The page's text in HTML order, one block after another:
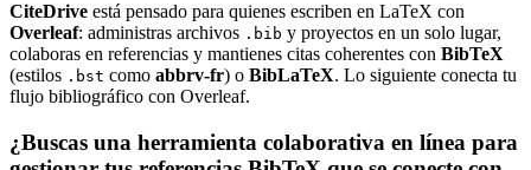
CiteDrive está pensado para quienes escriben en LaTeX con
Overleaf: administras archivos .bib y proyectos en un solo lugar,
colaboras en referencias y mantienes citas coherentes con BibTeX
(estilos .bst como abbrv-fr) o BibLaTeX. Lo siguiente conecta tu
flujo bibliográfico con Overleaf.
¿Buscas una herramienta colaborativa en línea para